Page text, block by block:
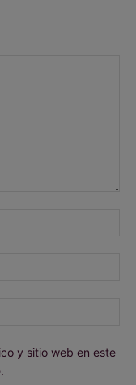
y sitio web en este